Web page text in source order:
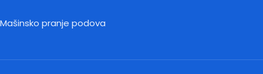
Mašinsko pranje podova